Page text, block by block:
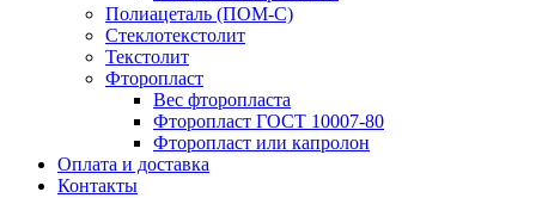
Полиацеталь (ПОМ-С)
Стеклотекстолит
Текстолит
Фторопласт
Вес фторопласта
Фторопласт ГОСТ 10007-80
Фторопласт или капролон
Оплата и доставка
Контакты